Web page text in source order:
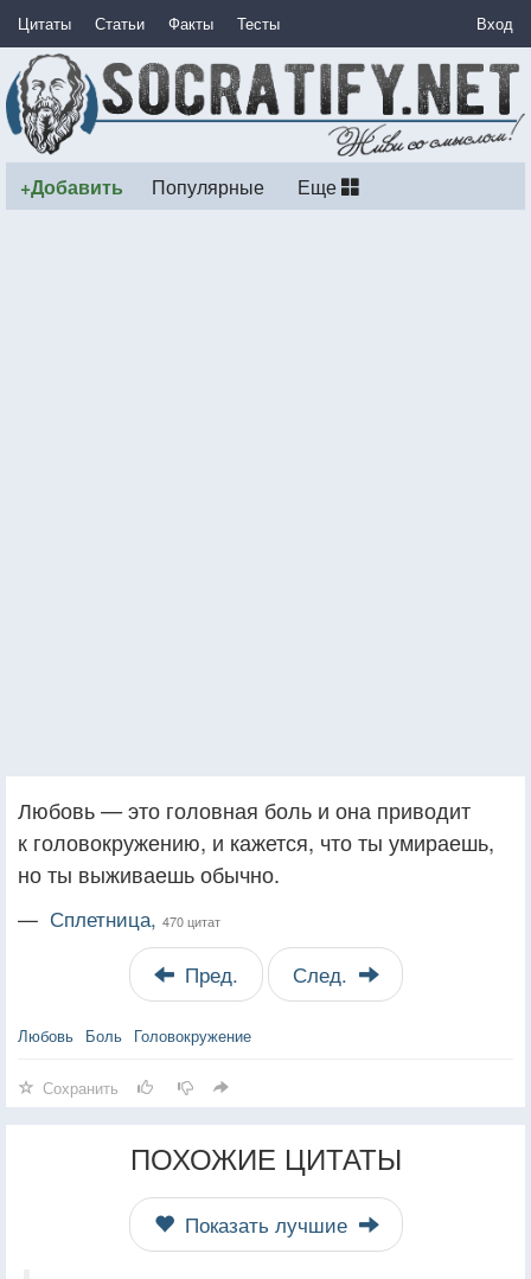
Цитаты Статьи Факты Тесты Вход
+Добавить Популярные Еще
Любовь — это головная боль и она приводит
к головокружению, и кажется, что ты умираешь,
но ты выживаешь обычно.
— Сплетница, 470 цитат
Пред. След.
Любовь Боль Головокружение
Сохранить
ПОХОЖИЕ ЦИТАТЫ
Показать лучшие